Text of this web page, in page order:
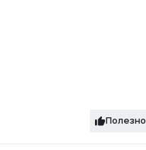
Полезно